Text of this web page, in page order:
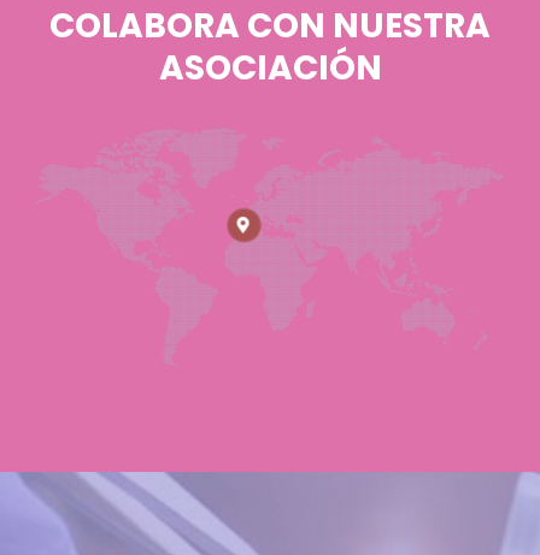
COLABORA CON NUESTRA
ASOCIACIÓN